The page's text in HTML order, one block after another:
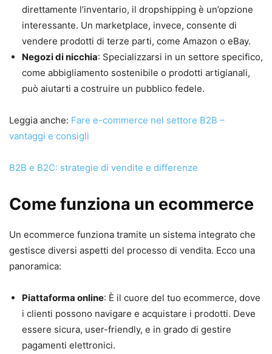
direttamente l’inventario, il dropshipping è un’opzione
interessante. Un marketplace, invece, consente di
vendere prodotti di terze parti, come Amazon o eBay.
Negozi di nicchia: Specializzarsi in un settore specifico,
come abbigliamento sostenibile o prodotti artigianali,
può aiutarti a costruire un pubblico fedele.
Leggia anche: Fare e-commerce nel settore B2B –
vantaggi e consigli
B2B e B2C: strategie di vendite e differenze
Come funziona un ecommerce
Un ecommerce funziona tramite un sistema integrato che
gestisce diversi aspetti del processo di vendita. Ecco una
panoramica:
Piattaforma online: È il cuore del tuo ecommerce, dove
i clienti possono navigare e acquistare i prodotti. Deve
essere sicura, user-friendly, e in grado di gestire
pagamenti elettronici.